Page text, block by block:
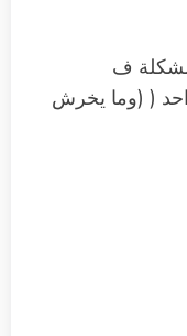
مشكلة ف
( (وما يخرش